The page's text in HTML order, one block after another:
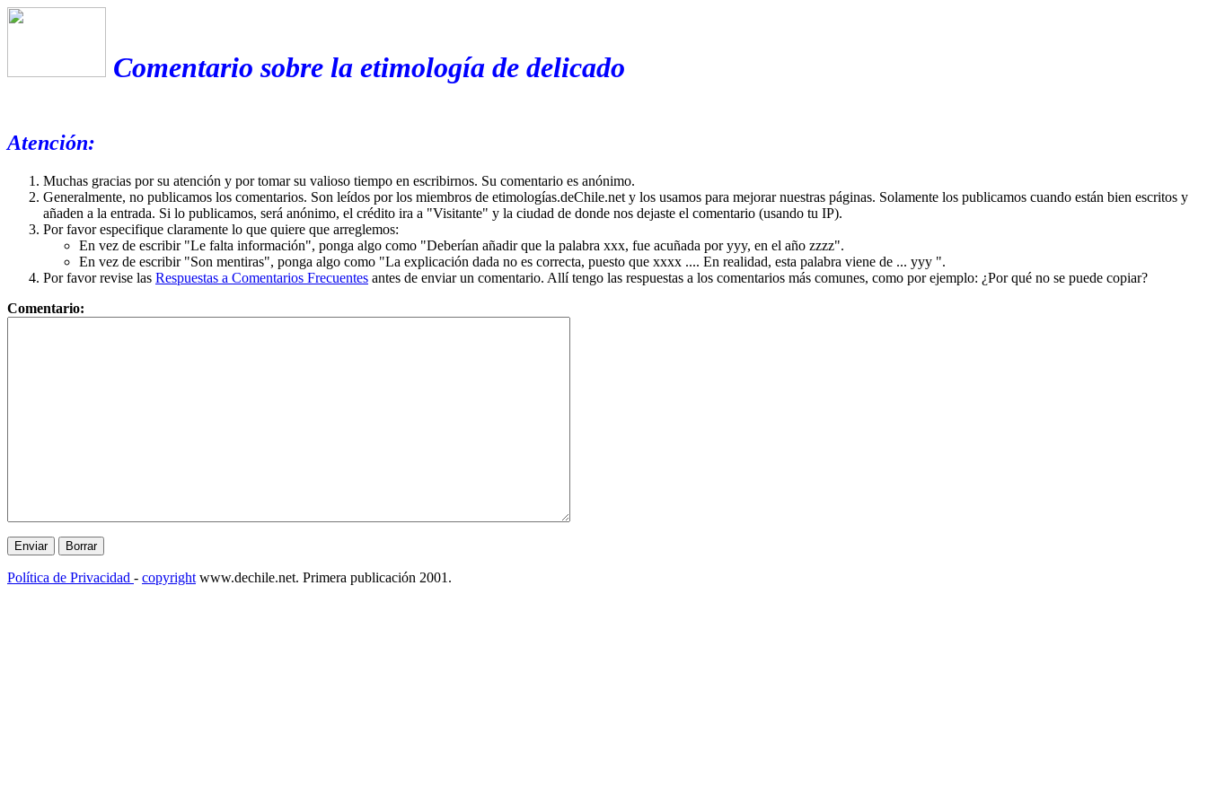
Comentario sobre la etimología de delicado
Atención:
Muchas gracias por su atención y por tomar su valioso tiempo en escribirnos. Su comentario es anónimo.
Generalmente, no publicamos los comentarios. Son leídos por los miembros de etimologías.deChile.net y los usamos para mejorar nuestras páginas. Solamente los publicamos cuando están bien escritos y
añaden a la entrada. Si lo publicamos, será anónimo, el crédito ira a "Visitante" y la ciudad de donde nos dejaste el comentario (usando tu IP).
Por favor especifique claramente lo que quiere que arreglemos:
En vez de escribir "Le falta información", ponga algo como "Deberían añadir que la palabra xxx, fue acuñada por yyy, en el año zzzz".
En vez de escribir "Son mentiras", ponga algo como "La explicación dada no es correcta, puesto que xxxx .... En realidad, esta palabra viene de ... yyy ".
Por favor revise las Respuestas a Comentarios Frecuentes antes de enviar un comentario. Allí tengo las respuestas a los comentarios más comunes, como por ejemplo: ¿Por qué no se puede copiar?
Comentario:
Política de Privacidad - copyright www.dechile.net. Primera publicación 2001.